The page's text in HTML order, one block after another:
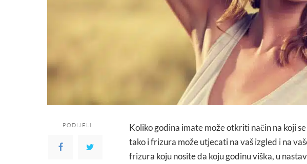
PODIJELI
Koliko godina imate može otkriti način na koji
tako i frizura može utjecati na vaš izgled i na
frizura koju nosite da koju godinu viška, u